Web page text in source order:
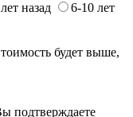
назад
6-10 лет
будет выше,
подтверждаете